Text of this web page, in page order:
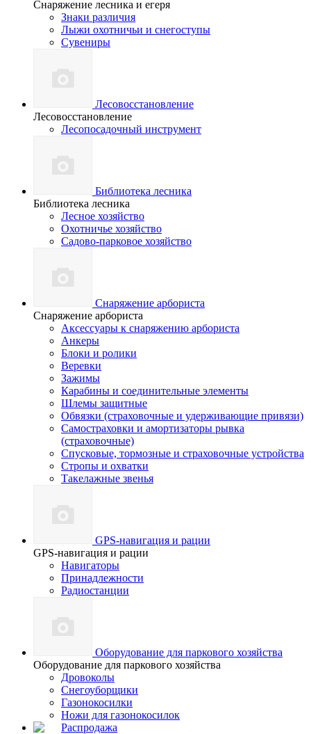
Снаряжение лесника и егеря
Знаки различия
Лыжи охотничьи и снегоступы
Сувениры
Лесовосстановление
Лесовосстановление
Лесопосадочный инструмент
Библиотека лесника
Библиотека лесника
Лесное хозяйство
Охотничье хозяйство
Садово-парковое хозяйство
Снаряжение арбориста
Снаряжение арбориста
Аксессуары к снаряжению арбориста
Анкеры
Блоки и ролики
Веревки
Зажимы
Карабины и соединительные элементы
Шлемы защитные
Обвязки (страховочные и удерживающие привязи)
Самостраховки и амортизаторы рывка
(страховочные)
Спусковые, тормозные и страховочные устройства
Стропы и охватки
Такелажные звенья
GPS-навигация и рации
GPS-навигация и рации
Навигаторы
Принадлежности
Радиостанции
Оборудование для паркового хозяйства
Оборудование для паркового хозяйства
Дровоколы
Снегоуборщики
Газонокосилки
Ножи для газонокосилок
Распродажа